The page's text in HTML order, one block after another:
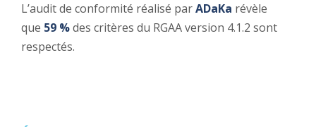
L’audit de conformité réalisé parADaKa révèle
que 59 %des critères du RGAA version 4.1.2 sont
respectés.